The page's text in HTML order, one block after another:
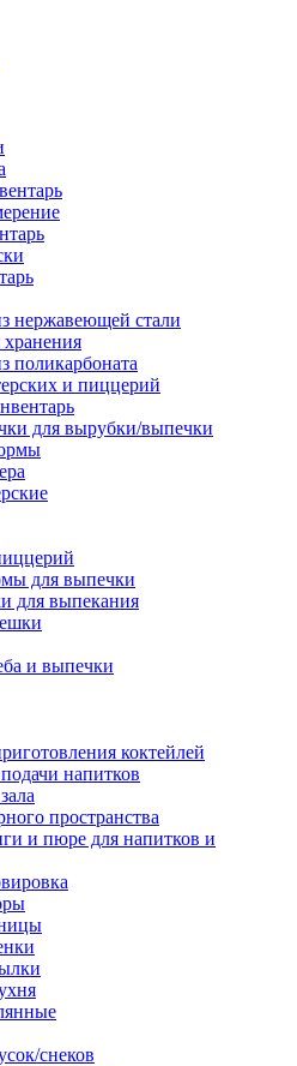
нержавеющей стали
поликарбоната
и пиццерий
для вырубки/выпечки
для выпечки
для выпекания
и выпечки
коктейлей
напитков
пространства
и пюре для напитков и
снеков